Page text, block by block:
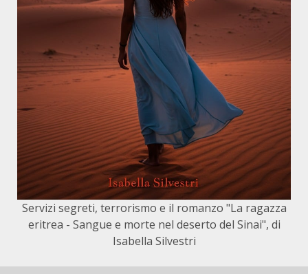
Servizi segreti, terrorismo e il romanzo "La ragazza
eritrea - Sangue e morte nel deserto del Sinai", di
Isabella Silvestri